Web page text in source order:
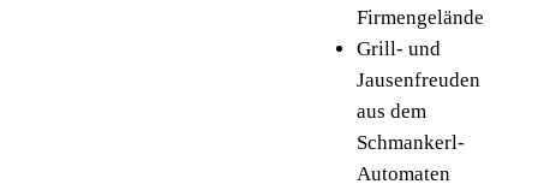
Firmengelände
Grill- und
Jausenfreuden
aus dem
Schmankerl-
Automaten